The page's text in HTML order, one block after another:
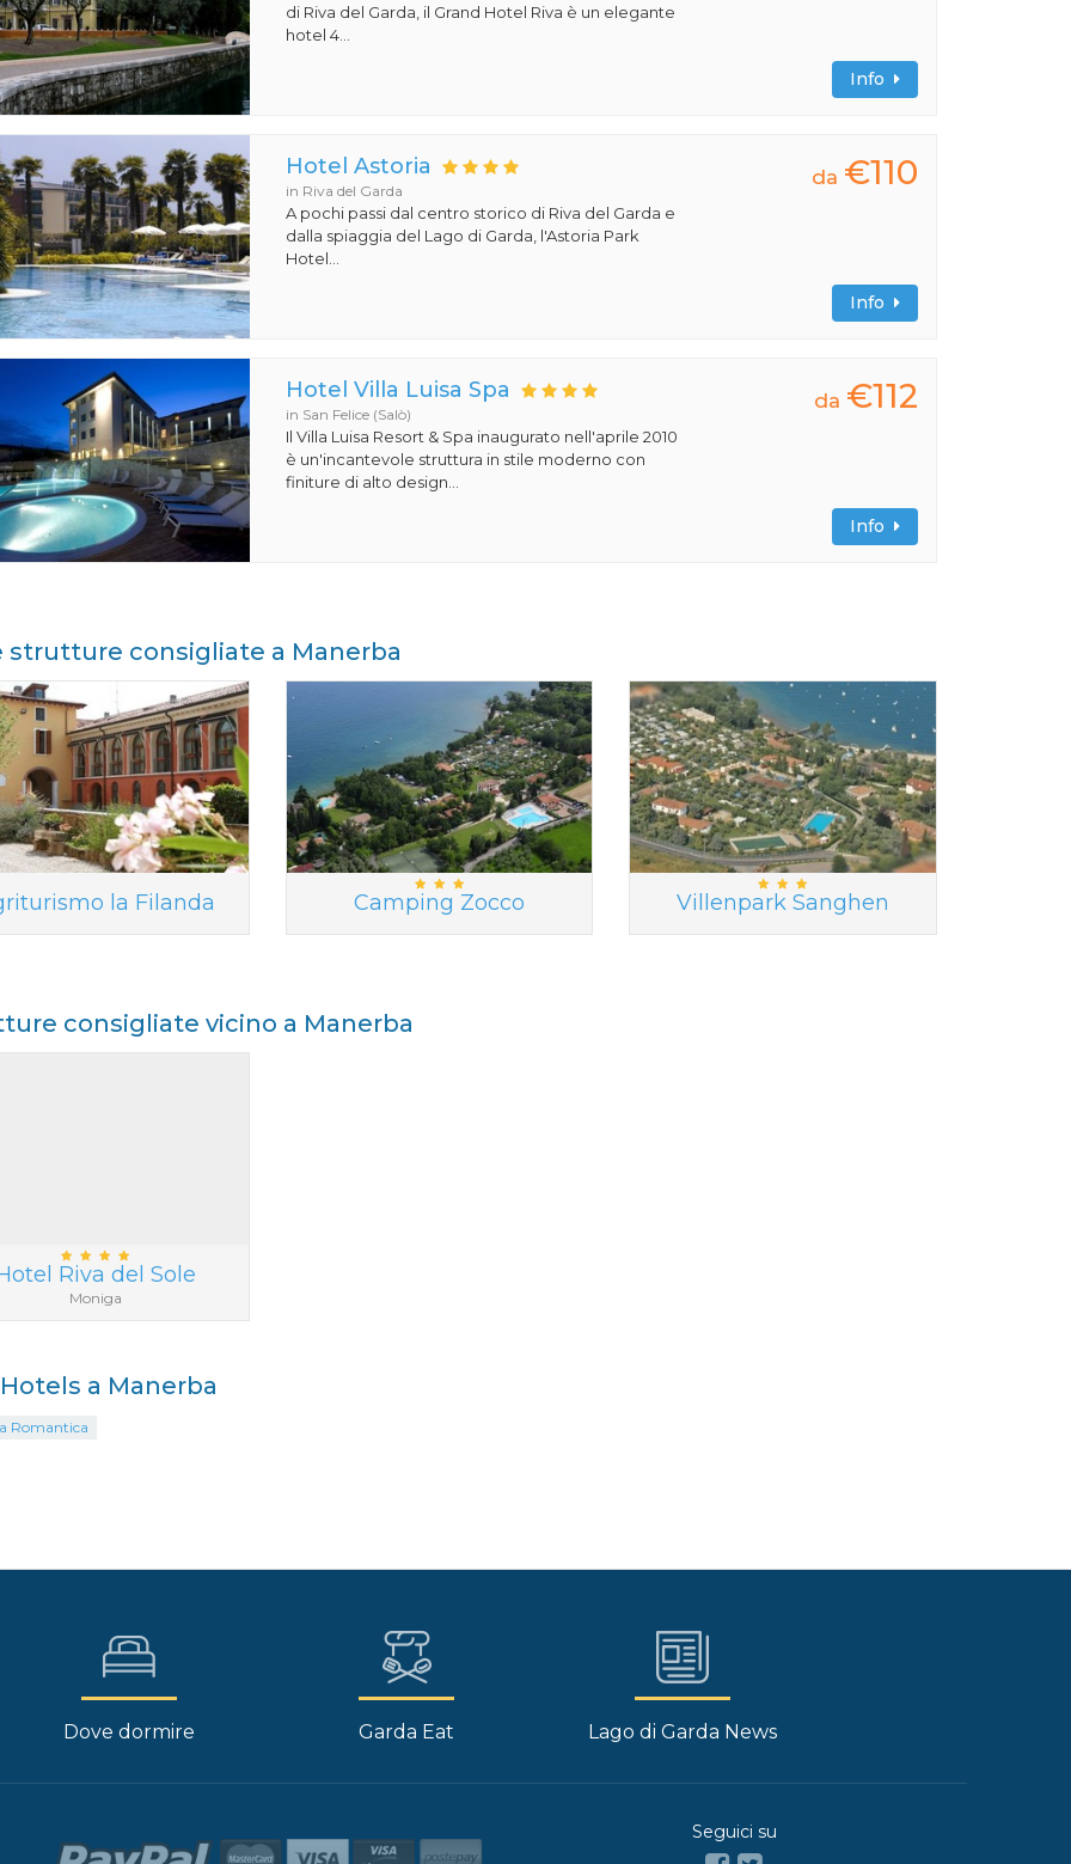
di Riva del Garda, il Grand Hotel Riva è un elegante
hotel 4...
Info
Hotel Astoria
in Riva del Garda
A pochi passi dal centro storico di Riva del Garda e
dalla spiaggia del Lago di Garda, l'Astoria Park
Hotel...
da €110
Info
Hotel Villa Luisa Spa
in San Felice (Salò)
Il Villa Luisa Resort & Spa inaugurato nell'aprile 2010
è un'incantevole struttura in stile moderno con
finiture di alto design...
da €112
Info
strutture consigliate a Manerba
la Filanda Camping Zocco Villenpark Sanghen
consigliate vicino a Manerba
Riva del Sole
Moniga
a Manerba
Romantica
Dove dormire Garda Eat Lago di Garda News
Seguici su